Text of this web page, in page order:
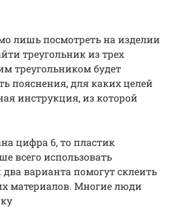
лишь посмотреть на изделии
треугольник из трех
треугольником будет
пояснения, для каких целей
инструкция, из которой
цифра 6, то пластик
всего использовать
варианта помогут склеить
материалов. Многие люди